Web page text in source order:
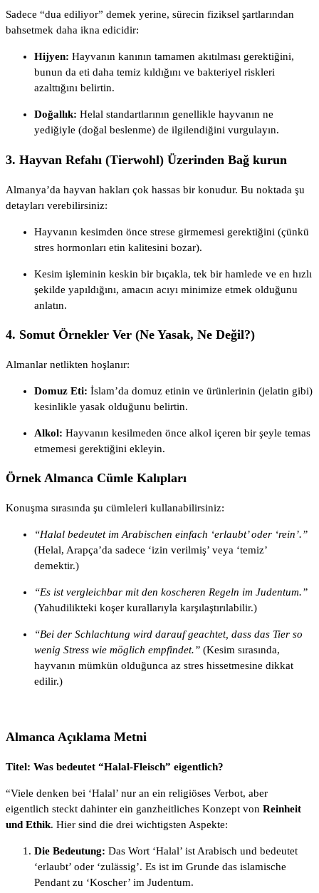
Sadece “dua ediliyor” demek yerine, sürecin fiziksel şartlarından
bahsetmek daha ikna edicidir:
Hijyen: Hayvanın kanının tamamen akıtılması gerektiğini,
bunun da eti daha temiz kıldığını ve bakteriyel riskleri
azalttığını belirtin.
Doğallık: Helal standartlarının genellikle hayvanın ne
yediğiyle (doğal beslenme) de ilgilendiğini vurgulayın.
3. Hayvan Refahı (Tierwohl) Üzerinden Bağ kurun
Almanya’da hayvan hakları çok hassas bir konudur. Bu noktada şu
detayları verebilirsiniz:
Hayvanın kesimden önce strese girmemesi gerektiğini (çünkü
stres hormonları etin kalitesini bozar).
Kesim işleminin keskin bir bıçakla, tek bir hamlede ve en hızlı
şekilde yapıldığını, amacın acıyı minimize etmek olduğunu
anlatın.
4. Somut Örnekler Ver (Ne Yasak, Ne Değil?)
Almanlar netlikten hoşlanır:
Domuz Eti: İslam’da domuz etinin ve ürünlerinin (jelatin gibi)
kesinlikle yasak olduğunu belirtin.
Alkol: Hayvanın kesilmeden önce alkol içeren bir şeyle temas
etmemesi gerektiğini ekleyin.
Örnek Almanca Cümle Kalıpları
Konuşma sırasında şu cümleleri kullanabilirsiniz:
“Halal bedeutet im Arabischen einfach ‘erlaubt’ oder ‘rein’.”
(Helal, Arapça’da sadece ‘izin verilmiş’ veya ‘temiz’
demektir.)
“Es ist vergleichbar mit den koscheren Regeln im Judentum.”
(Yahudilikteki koşer kurallarıyla karşılaştırılabilir.)
“Bei der Schlachtung wird darauf geachtet, dass das Tier so
wenig Stress wie möglich empfindet.” (Kesim sırasında,
hayvanın mümkün olduğunca az stres hissetmesine dikkat
edilir.)
Almanca Açıklama Metni
Titel: Was bedeutet “Halal-Fleisch” eigentlich?
“Viele denken bei ‘Halal’ nur an ein religiöses Verbot, aber
eigentlich steckt dahinter ein ganzheitliches Konzept von Reinheit
und Ethik. Hier sind die drei wichtigsten Aspekte:
Die Bedeutung: Das Wort ‘Halal’ ist Arabisch und bedeutet
‘erlaubt’ oder ‘zulässig’. Es ist im Grunde das islamische
Pendant zu ‘Koscher’ im Judentum.